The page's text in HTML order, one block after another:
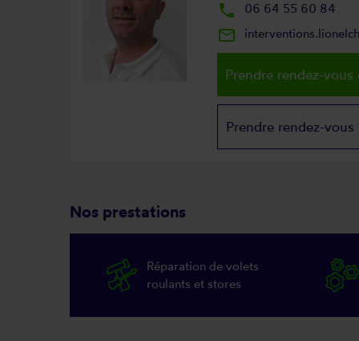
local_phone 06 64 55 60 84
mail_outline
Prendre rendez-vous
Prendre rendez-vous
Nos prestations
Réparation de volets
roulants et stores